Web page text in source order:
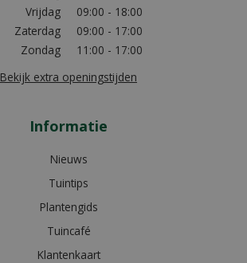
Vrijdag
09:00 - 18:00
Zaterdag
09:00 - 17:00
Zondag
11:00 - 17:00
Bekijk extra openingstijden
Informatie
Nieuws
Tuintips
Plantengids
Tuincafé
Klantenkaart